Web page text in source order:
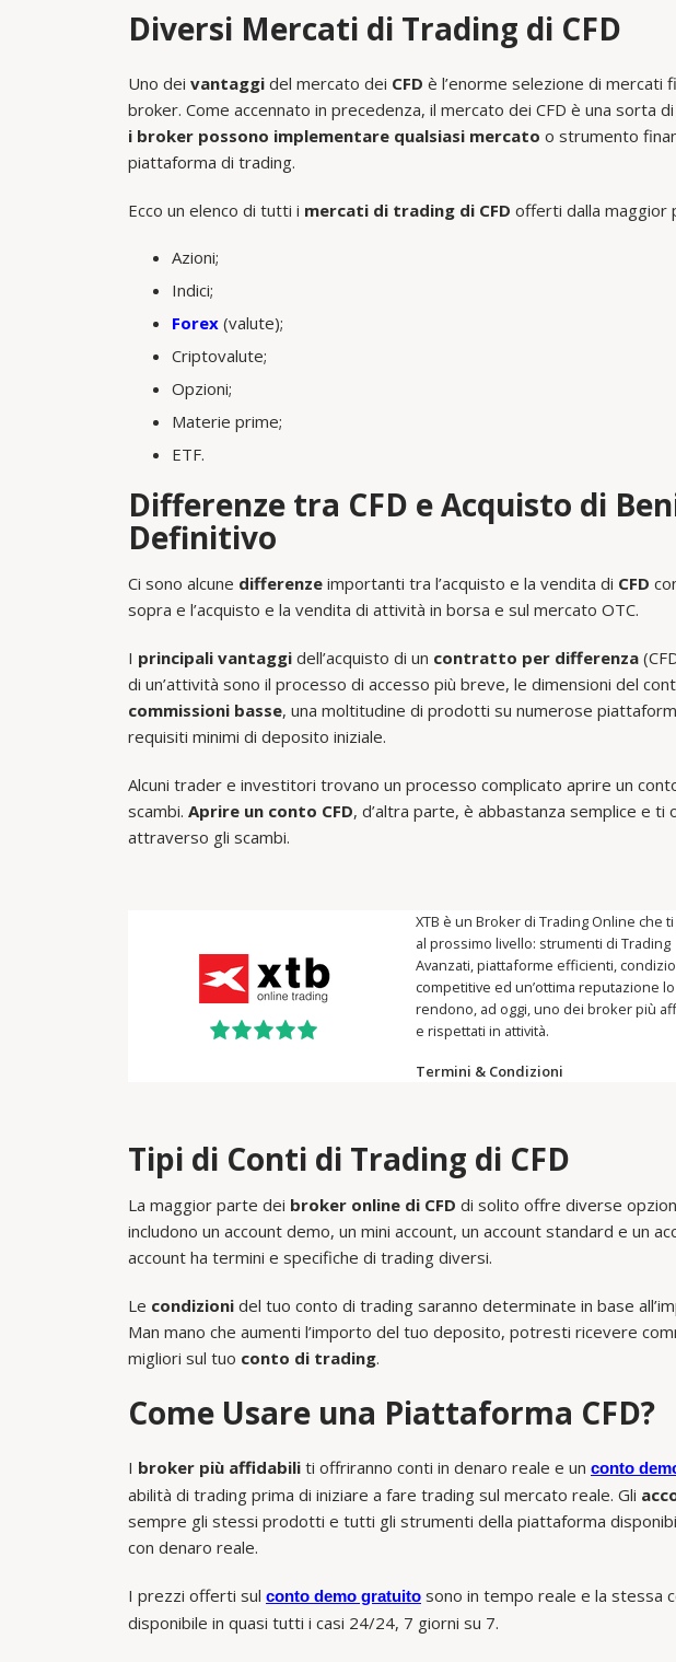
Diversi Mercati di Trading di CFD
Uno dei vantaggi del mercato dei CFD è l’enorme selezione di
broker. Come accennato in precedenza, il mercato dei CFD è una sorta
i broker possono implementare qualsiasi mercato o strumento
piattaforma di trading.
Ecco un elenco di tutti i mercati di trading di CFD offerti dalla maggior
Azioni;
Indici;
Forex (valute);
Criptovalute;
Opzioni;
Materie prime;
ETF.
Differenze tra CFD e Acquisto di
Definitivo
Ci sono alcune differenze importanti tra l’acquisto e la vendita di CFD
sopra e l’acquisto e la vendita di attività in borsa e sul mercato OTC.
I principali vantaggi dell’acquisto di un contratto per differenza
di un’attività sono il processo di accesso più breve, le dimensioni del
commissioni basse, una moltitudine di prodotti su numerose
requisiti minimi di deposito iniziale.
Alcuni trader e investitori trovano un processo complicato aprire un
scambi. Aprire un conto CFD, d’altra parte, è abbastanza semplice e
attraverso gli scambi.
XTB è un Broker di Trading Online che
al prossimo livello: strumenti di Trading
Avanzati, piattaforme efficienti,
competitive ed un’ottima reputazione lo
rendono, ad oggi, uno dei broker più
e rispettati in attività.
Termini & Condizioni
Tipi di Conti di Trading di CFD
La maggior parte dei broker online di CFD di solito offre diverse
includono un account demo, un mini account, un account standard e un
account ha termini e specifiche di trading diversi.
Le condizioni del tuo conto di trading saranno determinate in base
Man mano che aumenti l’importo del tuo deposito, potresti ricevere
migliori sul tuo conto di trading.
Come Usare una Piattaforma CFD?
I broker più affidabili ti offriranno conti in denaro reale e un conto
abilità di trading prima di iniziare a fare trading sul mercato reale. Gli
sempre gli stessi prodotti e tutti gli strumenti della piattaforma
con denaro reale.
I prezzi offerti sul conto demo gratuito sono in tempo reale e la stessa
disponibile in quasi tutti i casi 24/24, 7 giorni su 7.